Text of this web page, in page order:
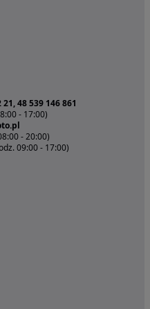
48 539 146 861
- 17:00)
- 20:00)
09:00 - 17:00)